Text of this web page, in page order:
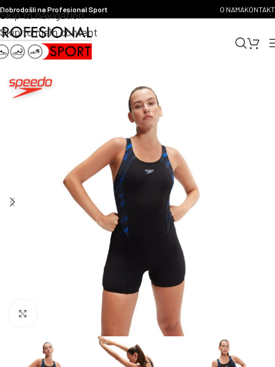
Skip to navigation
Skip to main content
Dobrodošli na Profesional Sport O NAMAKONTAKT
Kliknite za uvećanje